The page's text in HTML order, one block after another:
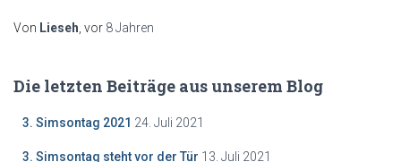
Von Lieseh , vor 8 Jahren
Die letzten Beiträge aus unserem Blog
3. Simsontag 2021 24. Juli 2021
3. Simsontag steht vor der Tür 13. Juli 2021